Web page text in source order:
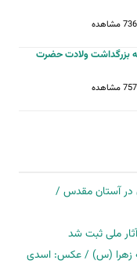
مشاهده
بزرگداشت ولادت حضرت
مشاهده
در آستان مقدس /
ملی ثبت شد
زهرا (س) / عکس: اسدی